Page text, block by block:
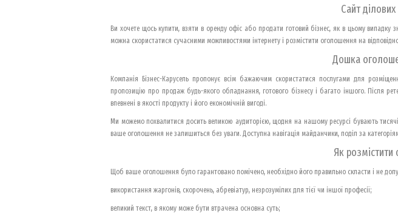
Сайт
Ви хочете щось купити, взяти в оренду офіс або продати готовий бізнес, як в цьому
можна скористатися сучасними можливостями інтернету і розмістити оголошення на
Дошка
Компанія Бізнес-Карусель пропонує всім бажаючим скористатися послугами для
пропозицію про продаж будь-якого обладнання, готового бізнесу і багато іншого. Після
впевнені в якості продукту і його економічній вигоді.
Ми можемо похвалитися досить великою аудиторією, щодня на нашому ресурсі бувають
ваше оголошення не залишиться без уваги. Доступна навігація майданчики, поділ за
Як
Щоб ваше оголошення було гарантовано помічено, необхідно його правильно скласти і не
використання жаргонів, скорочень, абревіатур, незрозумілих для тієї чи іншої професії;
великий текст, в якому може бути втрачена основна суть;